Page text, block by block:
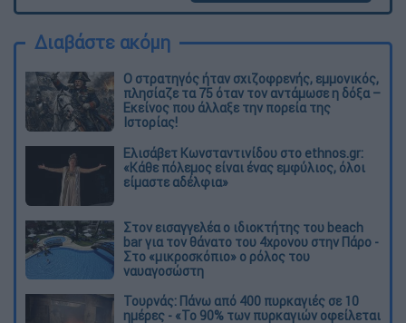
Διαβάστε ακόμη
O στρατηγός ήταν σχιζοφρενής, εμμονικός,
πλησίαζε τα 75 όταν τον αντάμωσε η δόξα –
Εκείνος που άλλαξε την πορεία της
Ιστορίας!
Ελισάβετ Κωνσταντινίδου στο ethnos.gr:
«Κάθε πόλεμος είναι ένας εμφύλιος, όλοι
είμαστε αδέλφια»
Στον εισαγγελέα ο ιδιοκτήτης του beach
bar για τον θάνατο του 4χρονου στην Πάρο -
Στο «μικροσκόπιο» ο ρόλος του
ναυαγοσώστη
Τουρνάς: Πάνω από 400 πυρκαγιές σε 10
ημέρες - «Το 90% των πυρκαγιών οφείλεται